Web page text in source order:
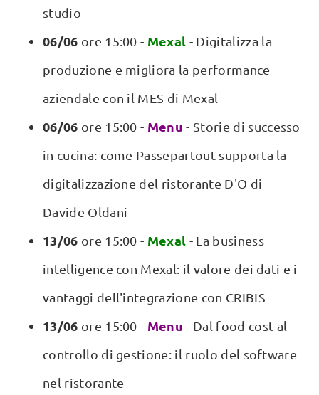
studio
06/06 ore 15:00 - Mexal - Digitalizza la
produzione e migliora la performance
aziendale con il MES di Mexal
06/06 ore 15:00 - Menu - Storie di successo
in cucina: come Passepartout supporta la
digitalizzazione del ristorante D'O di
Davide Oldani
13/06 ore 15:00 - Mexal - La business
intelligence con Mexal: il valore dei dati e i
vantaggi dell'integrazione con CRIBIS
13/06 ore 15:00 - Menu - Dal food cost al
controllo di gestione: il ruolo del software
nel ristorante